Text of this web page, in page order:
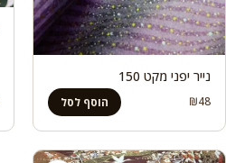
נייר יפני מקט 150
₪48 הוסף לסל